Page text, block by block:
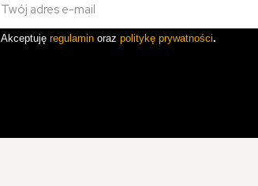
Akceptuję regulamin oraz politykę prywatności.